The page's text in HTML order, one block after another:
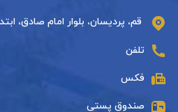
قم، پردیسان، بلوار امام صادق،
تلفن
فکس
صندوق پستی